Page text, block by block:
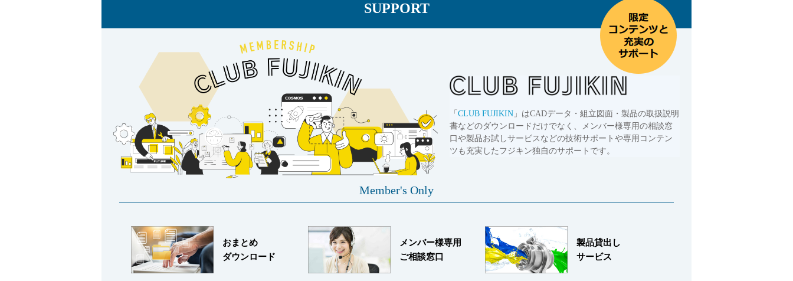
採用情報
日本語／English
SUPPORT
「 CLUB FUJIKIN 」はCADデータ・組立図面・製品の取扱説明
書などのダウンロードだけでなく、メンバー様専用の相談窓
口や製品お試しサービスなどの技術サポートや専用コンテン
ツも充実したフジキン独自のサポートです。
Member's Only
おまとめ
ダウンロード
メンバー様専用
ご相談窓口
製品貸出し
サービス